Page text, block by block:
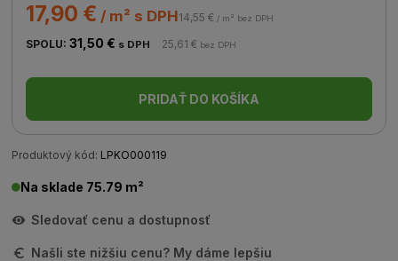
17,90 € / m² s DPH14,55 € / m² bez DPH
SPOLU:31,50 € s DPH 25,61 € bez DPH
PRIDAŤ DO KOŠÍKA
Produktový kód: LPKO000119
Na sklade 75.79 m²
Sledovať cenu a dostupnosť
Našli ste nižšiu cenu? My dáme lepšiu